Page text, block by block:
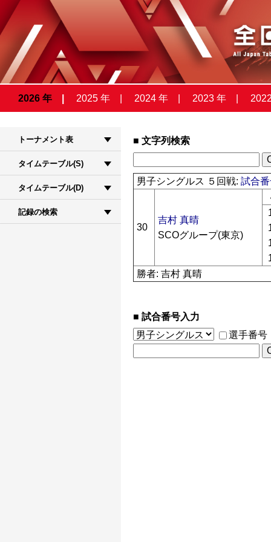
2026 年 2025 年 2024 年 2023 年
トーナメント表
タイムテーブル(S)
タイムテーブル(D)
記録の検索
文字列検索
男子シングルス ５回戦:試合
30
吉村 真晴
SCOグループ(東京)
勝者: 吉村 真晴
試合番号入力
選手番号